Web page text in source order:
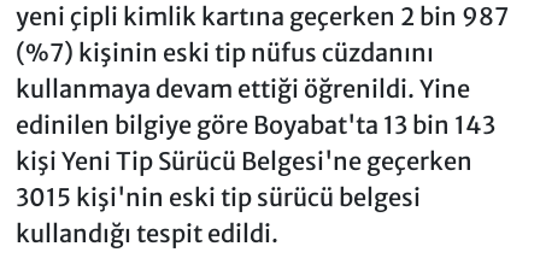
yeni çipli kimlik kartına geçerken 2 bin 987
(%7) kişinin eski tip nüfus cüzdanını
kullanmaya devam ettiği öğrenildi. Yine
edinilen bilgiye göre Boyabat'ta 13 bin 143
kişi Yeni Tip Sürücü Belgesi'ne geçerken
3015 kişi'nin eski tip sürücü belgesi
kullandığı tespit edildi.